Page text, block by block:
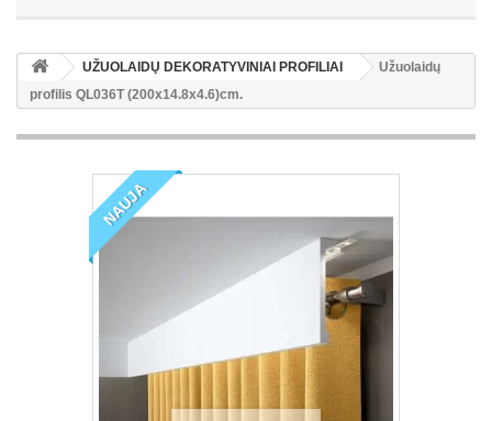
UŽUOLAIDŲ DEKORATYVINIAI PROFILIAI
Užuolaidų
profilis QL036T (200x14.8x4.6)cm.
NAUJA